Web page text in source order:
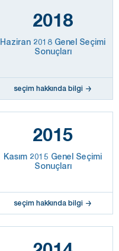
2018
Haziran 2018 Genel Seçimi
Sonuçları
seçim hakkında bilgi
2015
Kasım 2015 Genel Seçimi
Sonuçları
seçim hakkında bilgi